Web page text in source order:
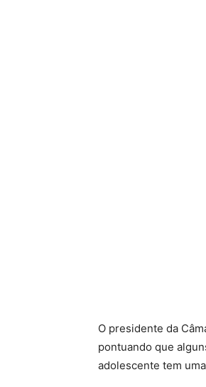
O presidente da
pontuando que
adolescente tem